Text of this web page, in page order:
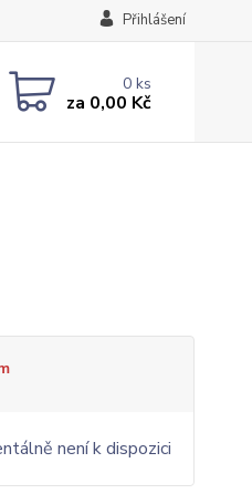
Přihlášení
0ks
za 0,00 Kč
není k dispozici